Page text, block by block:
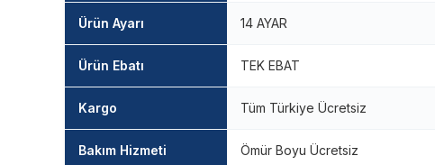
Ürün Ayarı 14 AYAR
Ürün Ebatı TEK EBAT
Kargo Tüm Türkiye Ücretsiz
Bakım Hizmeti Ömür Boyu Ücretsiz